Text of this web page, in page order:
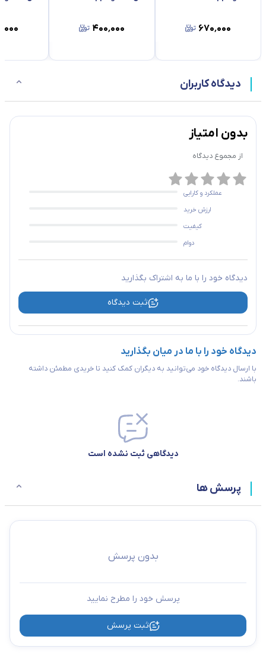
۶۷۰٬۰۰۰ ۴۰۰٬۰۰۰
دیدگاه کاربران
بدون امتیاز
از مجموع دیدگاه
عملکرد و کارایی
ارزش خرید
کیفیت
دوام
دیدگاه خود را با ما به اشتراک بگذارید
ثبت دیدگاه
دیدگاه خود را با ما در میان بگذارید
با ارسال دیدگاه خود می‌توانید به دیگران کمک کنید تا خریدی مطمئن داشته
باشند.
دیدگاهی ثبت نشده است
پرسش ها
بدون پرسش
پرسش خود را مطرح نمایید
ثبت پرسش